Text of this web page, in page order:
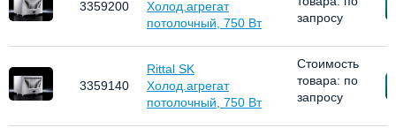
3359200
Холод.агрегат
потолочный, 750 Вт
запросу
3359140
Rittal SK
Холод.агрегат
потолочный, 750 Вт
Стоимость
товара: по
запросу